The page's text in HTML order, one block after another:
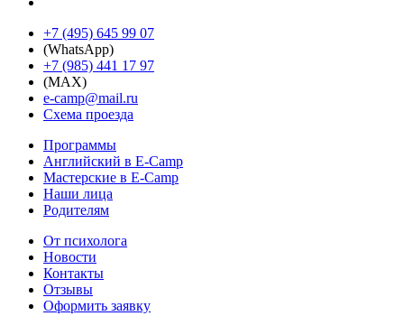
+7 (495) 645 99 07
(WhatsApp)
+7 (985) 441 17 97
(MAX)
e-camp@mail.ru
Схема проезда
Программы
Английский в E-Camp
Мастерские в E-Camp
Наши лица
Родителям
От психолога
Новости
Контакты
Отзывы
Оформить заявку